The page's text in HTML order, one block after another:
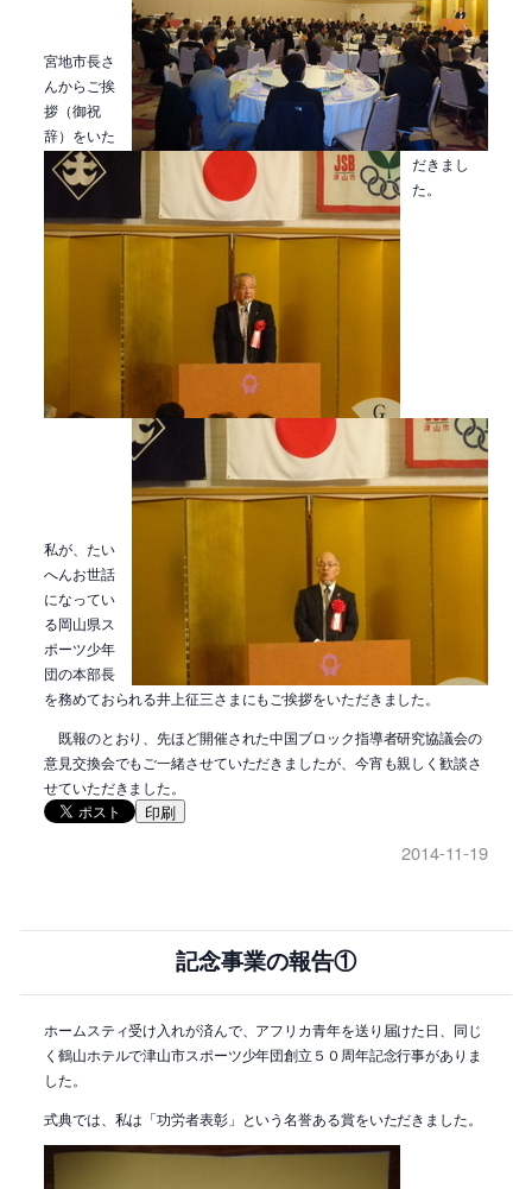
宮地市長さ
んからご挨
拶（御祝
辞）をいた
だきまし
た。
私が、たい
へんお世話
になってい
る岡山県ス
ポーツ少年
団の本部長
を務めておられる井上征三さまにもご挨拶をいただきました。
既報のとおり、先ほど開催された中国ブロック指導者研究協議会の
意見交換会でもご一緒させていただきましたが、今宵も親しく歓談さ
せていただきました。
印刷
2014-11-19
記念事業の報告①
ホームスティ受け入れが済んで、アフリカ青年を送り届けた日、同じ
く鶴山ホテルで津山市スポーツ少年団創立５０周年記念行事がありま
した。
式典では、私は「功労者表彰」という名誉ある賞をいただきました。